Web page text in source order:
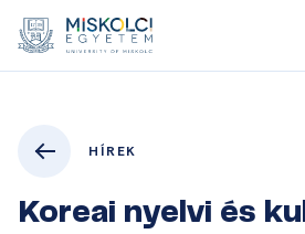
HÍREK
Koreai nyelvi és